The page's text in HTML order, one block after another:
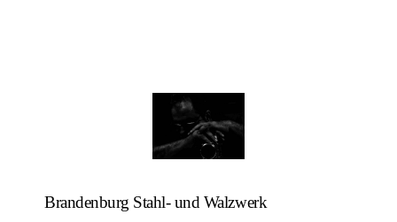
Brandenburg Stahl- und Walzwerk